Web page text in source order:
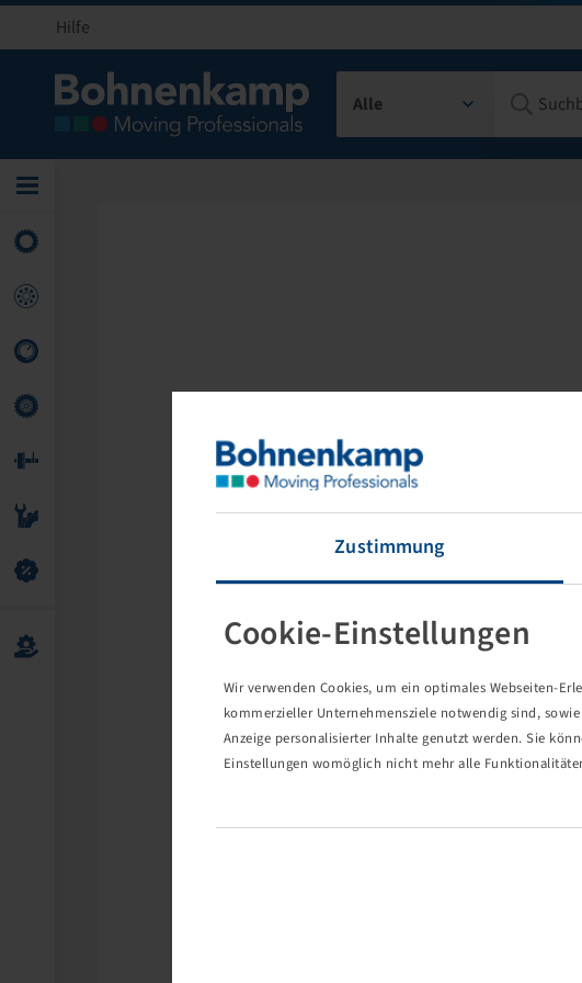
Zustimmung
Cookie-Einstellungen
Wir verwenden Cookies, um ein optimales Webseiten-
kommerzieller Unternehmensziele notwendig sind,
Anzeige personalisierter Inhalte genutzt werden. Sie
Einstellungen womöglich nicht mehr alle
Hilfe
Alle
Die von